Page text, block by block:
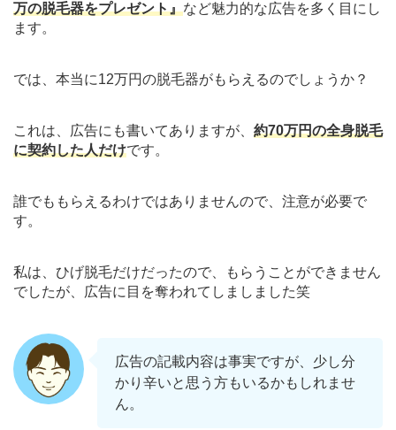
万の脱毛器をプレゼント』など魅力的な広告を多く目にし
ます。
では、本当に12万円の脱毛器がもらえるのでしょうか？
これは、広告にも書いてありますが、 約70万円の全身脱毛
に契約した人だけです。
誰でももらえるわけではありませんので、注意が必要で
す。
私は、ひげ脱毛だけだったので、もらうことができません
でしたが、広告に目を奪われてしましました笑
広告の記載内容は事実ですが、少し分
かり辛いと思う方もいるかもしれませ
ん。